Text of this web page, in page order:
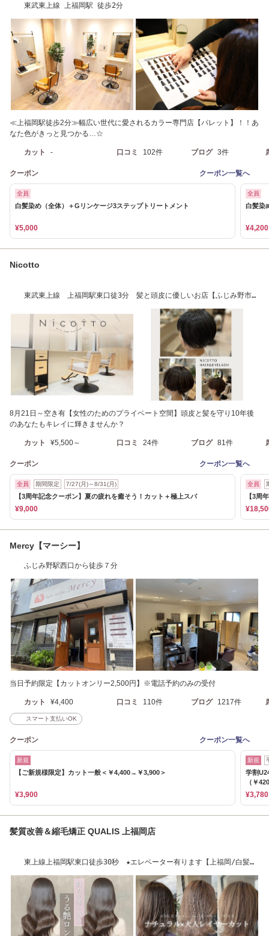
東武東上線 上福岡駅 徒歩2分
≪上福岡駅徒歩2分≫幅広い世代に愛されるカラー専門店【パレット】！！あ
なた色がきっと見つかる…☆
カット - 口コミ 102件 ブログ 3件
クーポン クーポン一覧へ
全員
白髪染め（全体）＋Gリンケージ3ステップトリートメント
¥5,000
全員
白髪染
¥4,200
Nicotto
東武東上線 上福岡駅東口徒3分 髪と頭皮に優しいお店【ふじみ野市上
8月21日～空き有【女性のためのプライベート空間】頭皮と髪を守り10年後
のあなたもキレイに輝きませんか？
カット ¥5,500～ 口コミ 24件 ブログ 81件
クーポン クーポン一覧へ
全員 期間限定 7/27(月)～8/31(月)
【3周年記念クーポン】夏の疲れを癒そう！カット＋極上スパ
¥9,000
全員
【3周
Mercy【マーシー】
ふじみ野駅西口から徒歩７分
当日予約限定【カットオンリー2,500円】※電話予約のみの受付
カット ¥4,400 口コミ 110件 ブログ 1217件
スマート支払いOK
クーポン クーポン一覧へ
新規
【ご新規様限定】カット一般＜￥4,400→￥3,900＞
¥3,900
新規
学割
（￥
¥3,780
髪質改善＆縮毛矯正 QUALIS 上福岡店
東上線上福岡駅東口徒歩30秒 ★エレベーター有ります【上福岡/白髪染